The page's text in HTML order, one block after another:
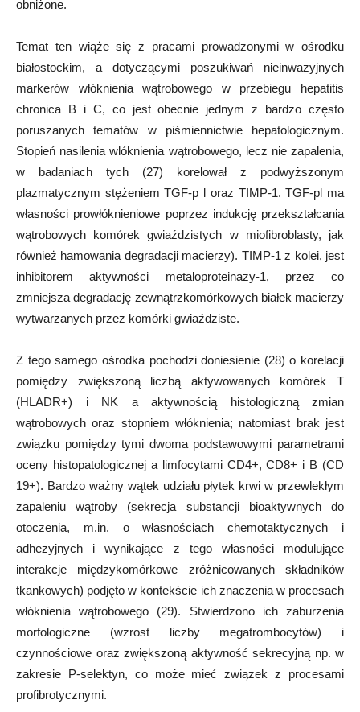
obniżone.
Temat ten wiąże się z pracami prowadzonymi w ośrodku
białostockim, a dotyczącymi poszukiwań nieinwazyjnych
markerów włóknienia wątrobowego w przebiegu hepatitis
chronica B i C, co jest obecnie jednym z bardzo często
poruszanych tematów w piśmiennictwie hepatologicznym.
Stopień nasilenia wlóknienia wątrobowego, lecz nie zapalenia,
w badaniach tych (27) korelował z podwyższonym
plazmatycznym stężeniem TGF-p l oraz TIMP-1. TGF-pl ma
własności prowłóknieniowe poprzez indukcję przekształcania
wątrobowych komórek gwiaździstych w miofibroblasty, jak
również hamowania degradacji macierzy). TIMP-1 z kolei, jest
inhibitorem aktywności metaloproteinazy-1, przez co
zmniejsza degradację zewnątrzkomórkowych białek macierzy
wytwarzanych przez komórki gwiaździste.
Z tego samego ośrodka pochodzi doniesienie (28) o korelacji
pomiędzy zwiększoną liczbą aktywowanych komórek T
(HLADR+) i NK a aktywnością histologiczną zmian
wątrobowych oraz stopniem włóknienia; natomiast brak jest
związku pomiędzy tymi dwoma podstawowymi parametrami
oceny histopatologicznej a limfocytami CD4+, CD8+ i B (CD
19+). Bardzo ważny wątek udziału płytek krwi w przewlekłym
zapaleniu wątroby (sekrecja substancji bioaktywnych do
otoczenia, m.in. o własnościach chemotaktycznych i
adhezyjnych i wynikające z tego własności modulujące
interakcje międzykomórkowe zróżnicowanych składników
tkankowych) podjęto w kontekście ich znaczenia w procesach
włóknienia wątrobowego (29). Stwierdzono ich zaburzenia
morfologiczne (wzrost liczby megatrombocytów) i
czynnościowe oraz zwiększoną aktywność sekrecyjną np. w
zakresie P-selektyn, co może mieć związek z procesami
profibrotycznymi.